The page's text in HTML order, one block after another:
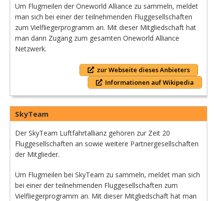
Um Flugmeilen der Oneworld Alliance zu sammeln, meldet
man sich bei einer der teilnehmenden Fluggesellschaften
zum Vielfliegerprogramm an. Mit dieser Mitgliedschaft hat
man dann Zugang zum gesamten Oneworld Alliance
Netzwerk.
zur Webseite dieses Anbieters
Informationen auf Wikipedia
SkyTeam
Der SkyTeam Luftfahrtallianz gehören zur Zeit 20
Fluggesellschaften an sowie weitere Partnergesellschaften
der Mitglieder.
Um Flugmeilen bei SkyTeam zu sammeln, meldet man sich
bei einer der teilnehmenden Fluggesellschaften zum
Vielfliegerprogramm an. Mit dieser Mitgliedschaft hat man